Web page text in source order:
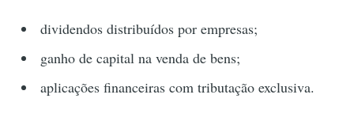
dividendos distribuídos por empresas;
ganho de capital na venda de bens;
aplicações financeiras com tributação exclusiva.